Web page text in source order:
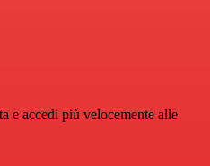
e accedi più velocemente alle